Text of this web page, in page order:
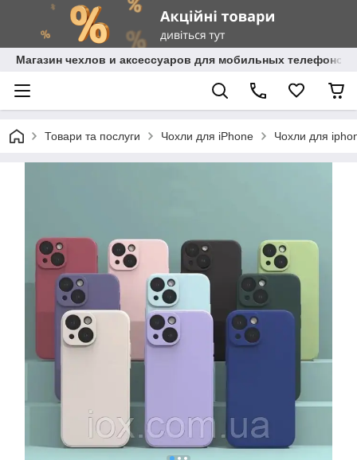
Магазин чехлов и аксессуаров для мобильных телефонов
Товари та послуги Чохли для iPhone Чохли для